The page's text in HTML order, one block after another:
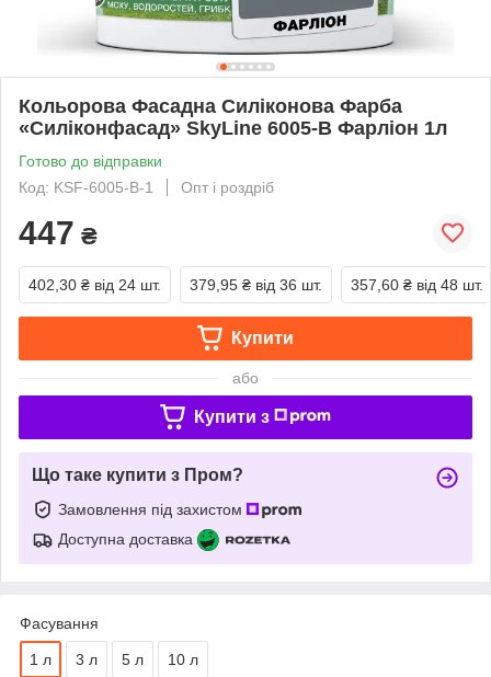
Кольорова Фасадна Силіконова Фарба
«Силіконфасад» SkyLine 6005-B Фарліон 1л
Готово до відправки
Код: KSF-6005-B-1
Опт і роздріб
447 ₴
402,30 ₴ від 24 шт. 379,95 ₴ від 36 шт. 357,60 ₴ від 48 шт.
Купити
або
Купити з
Що таке купити з Пром?
Замовлення під захистом
Доступна доставка
Фасування
1 л 3 л 5 л 10 л